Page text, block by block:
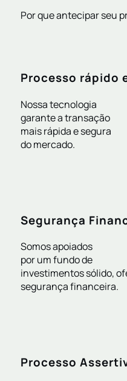
Por que antecipar seu
Processo rápido
Nossa tecnologia
garante a transação
mais rápida e segura
do mercado.
Segurança
Somos apoiados
por um fundo de
investimentos sólido,
segurança financeira.
Processo